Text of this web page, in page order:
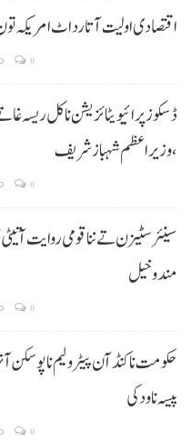
اقتصادی اولیت آتا رد اٹ امریکہ
0
ڈسکوز پرائیویٹائزیشن نا کل ریسہ
،وزیراعظم شہباز شریف
0
سینئر سٹیزن تے ننا قومی روایت
مندوخیل
0
پیسہ نا ودکی
0